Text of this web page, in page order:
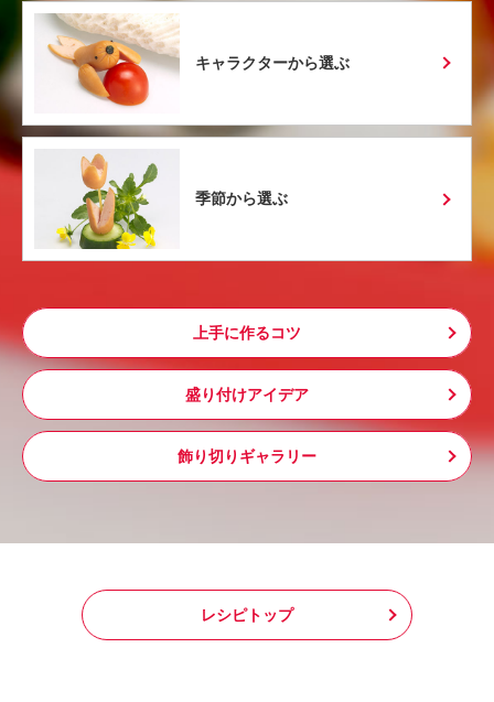
キャラクターから選ぶ
季節から選ぶ
上手に作るコツ
盛り付けアイデア
飾り切りギャラリー
レシピトップ